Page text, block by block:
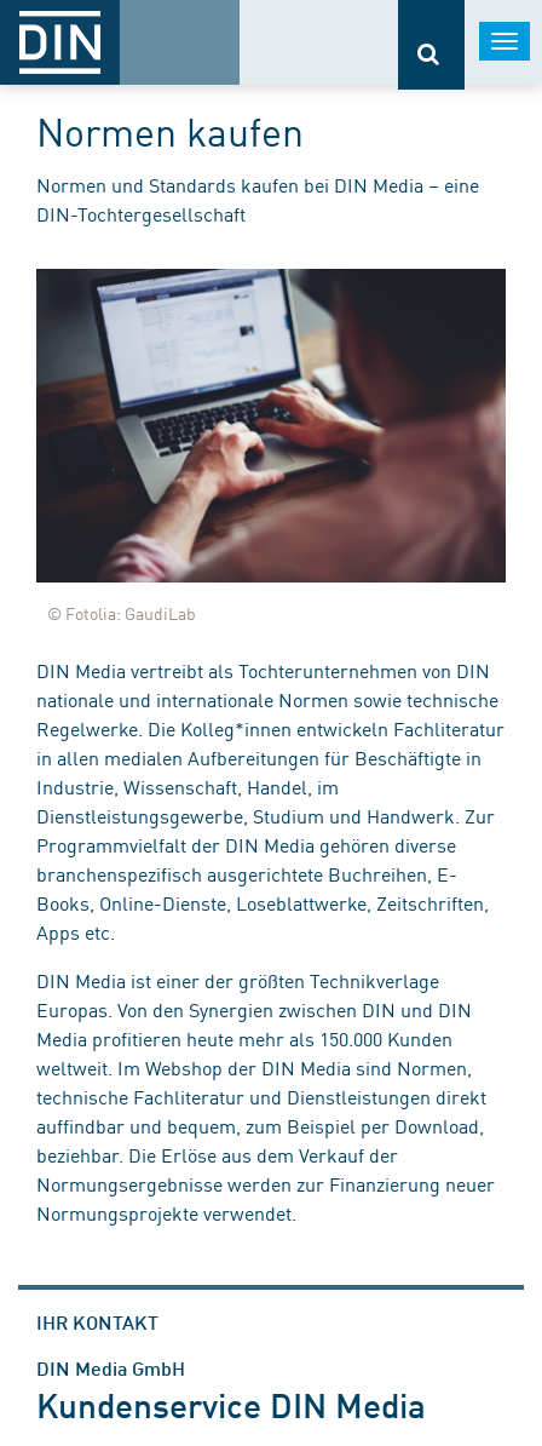
Normen kaufen
Normen und Standards kaufen bei DIN Media – eine
DIN-Tochtergesellschaft
© Fotolia: GaudiLab
DIN Media vertreibt als Tochterunternehmen von DIN
nationale und internationale Normen sowie technische
Regelwerke. Die Kolleg*innen entwickeln Fachliteratur
in allen medialen Aufbereitungen für Beschäftigte in
Industrie, Wissenschaft, Handel, im
Dienstleistungsgewerbe, Studium und Handwerk. Zur
Programmvielfalt der DIN Media gehören diverse
branchenspezifisch ausgerichtete Buchreihen, E-
Books, Online-Dienste, Loseblattwerke, Zeitschriften,
Apps etc.
DIN Media ist einer der größten Technikverlage
Europas. Von den Synergien zwischen DIN und DIN
Media profitieren heute mehr als 150.000 Kunden
weltweit. Im Webshop der DIN Media sind Normen,
technische Fachliteratur und Dienstleistungen direkt
auffindbar und bequem, zum Beispiel per Download,
beziehbar. Die Erlöse aus dem Verkauf der
Normungsergebnisse werden zur Finanzierung neuer
Normungsprojekte verwendet.
IHR KONTAKT
DIN Media GmbH
Kundenservice DIN Media